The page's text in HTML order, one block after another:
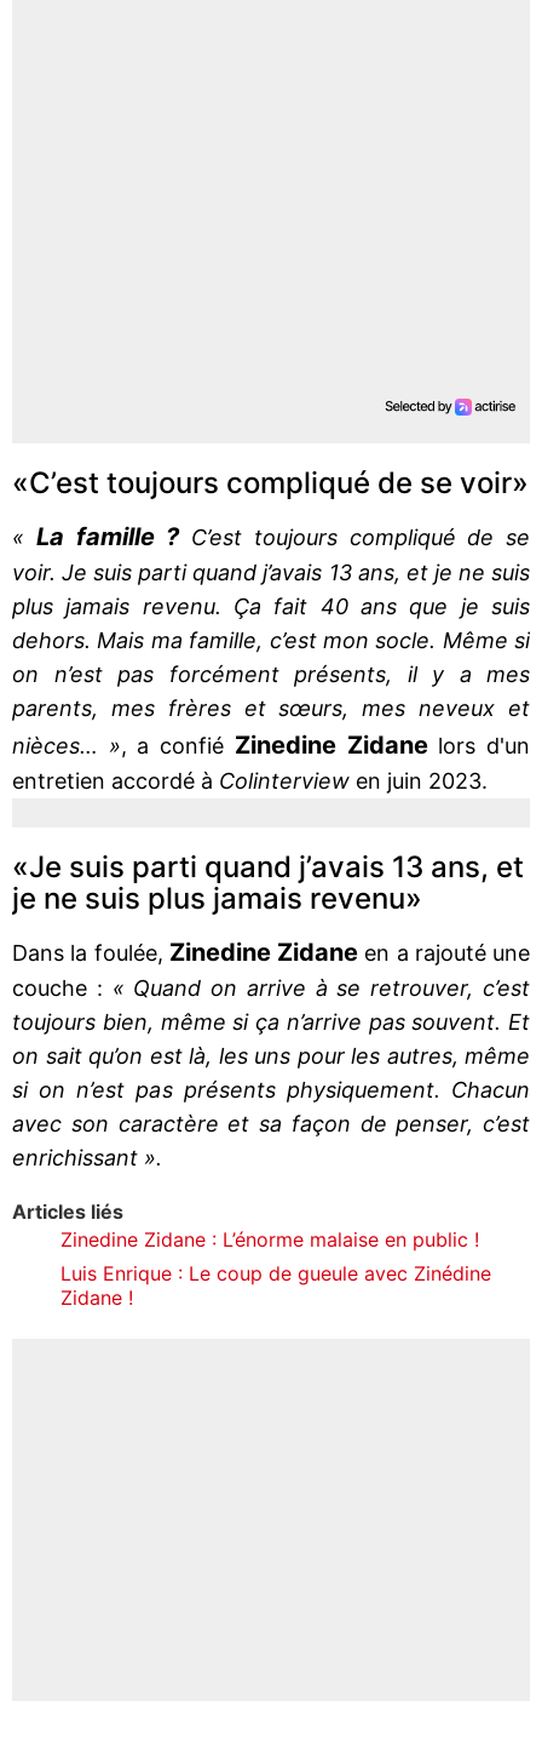
«C’est toujours compliqué de se voir»
« La famille ?C’est toujours compliqué de se
voir. Je suis parti quand j’avais 13 ans, et je ne suis
plus jamais revenu. Ça fait 40 ans que je suis
dehors. Mais ma famille, c’est mon socle. Même si
on n’est pas forcément présents, il y a mes
parents, mes frères et sœurs, mes neveux et
nièces… », a confié Zinedine Zidane lors d'un
entretien accordé à Colinterview en juin 2023.
«Je suis parti quand j’avais 13 ans, et
je ne suis plus jamais revenu»
Dans la foulée, Zinedine Zidane en a rajouté une
couche : « Quand on arrive à se retrouver, c’est
toujours bien, même si ça n’arrive pas souvent. Et
on sait qu’on est là, les uns pour les autres, même
si on n’est pas présents physiquement. Chacun
avec son caractère et sa façon de penser, c’est
enrichissant ».
Articles liés
Zinedine Zidane : L’énorme malaise en public !
Luis Enrique : Le coup de gueule avec Zinédine
Zidane !